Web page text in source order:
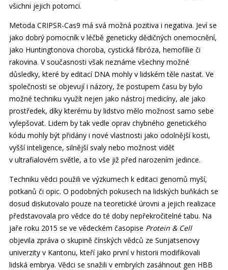
všichni jejich potomci.
Metoda CRIPSR-Cas9 má svá možná pozitiva i negativa. Jeví se
jako dobrý pomocník v léčbě geneticky dědičných onemocnění,
jako Huntingtonova choroba, cystická fibróza, hemofilie či
rakovina. V současnosti však neznáme všechny možné
důsledky, které by editací DNA mohly v lidském těle nastat. Ve
společnosti se objevují i názory, že postupem času by bylo
možné techniku využít nejen jako nástroj medicíny, ale jako
prostředek, díky kterému by lidstvo mělo možnost samo sebe
vylepšovat. Lidem by tak vedle oprav chybného genetického
kódu mohly být přidány i nové vlastnosti jako odolnější kosti,
vyšší inteligence, silnější svaly nebo možnost vidět
v ultrafialovém světle, a to vše již před narozením jedince.
Techniku vědci použili ve výzkumech k editaci genomů myší,
potkanů či opic. O podobných pokusech na lidských buňkách se
dosud diskutovalo pouze na teoretické úrovni a jejich realizace
představovala pro vědce do té doby nepřekročitelné tabu. Na
jaře roku 2015 se ve vědeckém časopise Protein & Cell
objevila zpráva o skupině čínských vědců ze Sunjatsenovy
univerzity v Kantonu, kteří jako první v historii modifikovali
lidská embrya. Vědci se snažili v embryích zasáhnout gen HBB